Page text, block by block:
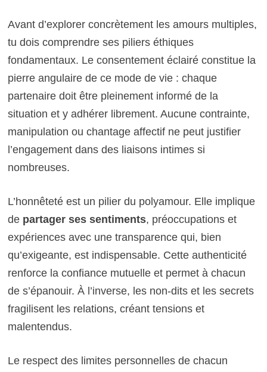
Avant d’explorer concrètement les amours multiples,
tu dois comprendre ses piliers éthiques
fondamentaux. Le consentement éclairé constitue la
pierre angulaire de ce mode de vie : chaque
partenaire doit être pleinement informé de la
situation et y adhérer librement. Aucune contrainte,
manipulation ou chantage affectif ne peut justifier
l’engagement dans des liaisons intimes si
nombreuses.
L’honnêteté est un pilier du polyamour. Elle implique
de partager ses sentiments, préoccupations et
expériences avec une transparence qui, bien
qu’exigeante, est indispensable. Cette authenticité
renforce la confiance mutuelle et permet à chacun
de s’épanouir. À l’inverse, les non-dits et les secrets
fragilisent les relations, créant tensions et
malentendus.
Le respect des limites personnelles de chacun